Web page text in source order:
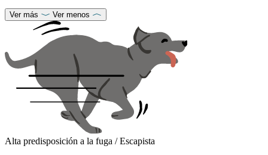
Ver más Ver menos
Alta predisposición a la fuga / Escapista